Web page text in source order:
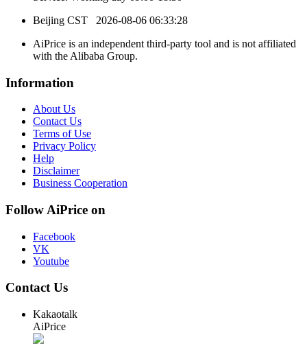
Beijing CST 2026-08-06 06:33:28
AiPrice is an independent third-party tool and is not affiliated
with the Alibaba Group.
Information
About Us
Contact Us
Terms of Use
Privacy Policy
Help
Disclaimer
Business Cooperation
Follow AiPrice on
Facebook
VK
Youtube
Contact Us
Kakaotalk
AiPrice